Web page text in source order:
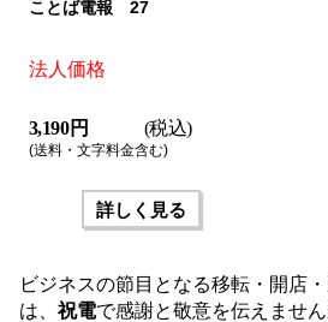
ビジネスの節目となる移転・開店
は、祝電で感謝と敬意を伝えません
ことば電報 27
法人価格
3,190 円 (税込)
(送料・文字料金含む)
詳しく見る